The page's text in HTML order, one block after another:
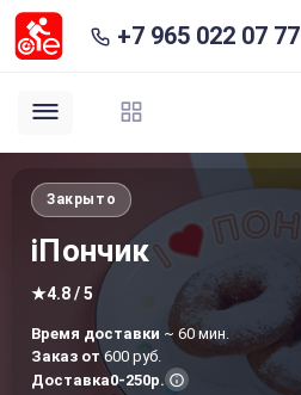
+7 965 022 07 77
Закрыто
iПончик
★4.8 / 5
Время доставки ~ 60 мин.
Заказ от600 руб.
Доставка0-250р.